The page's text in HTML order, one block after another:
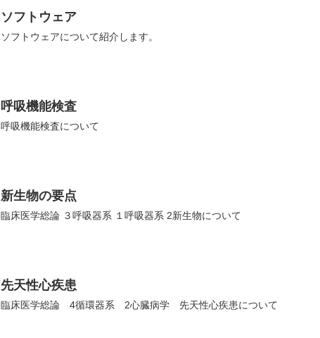
ソフトウェア
ソフトウェアについて紹介します。
呼吸機能検査
呼吸機能検査について
新生物の要点
臨床医学総論 ３呼吸器系 １呼吸器系 2新生物について
先天性心疾患
臨床医学総論 4循環器系 2心臓病学 先天性心疾患について